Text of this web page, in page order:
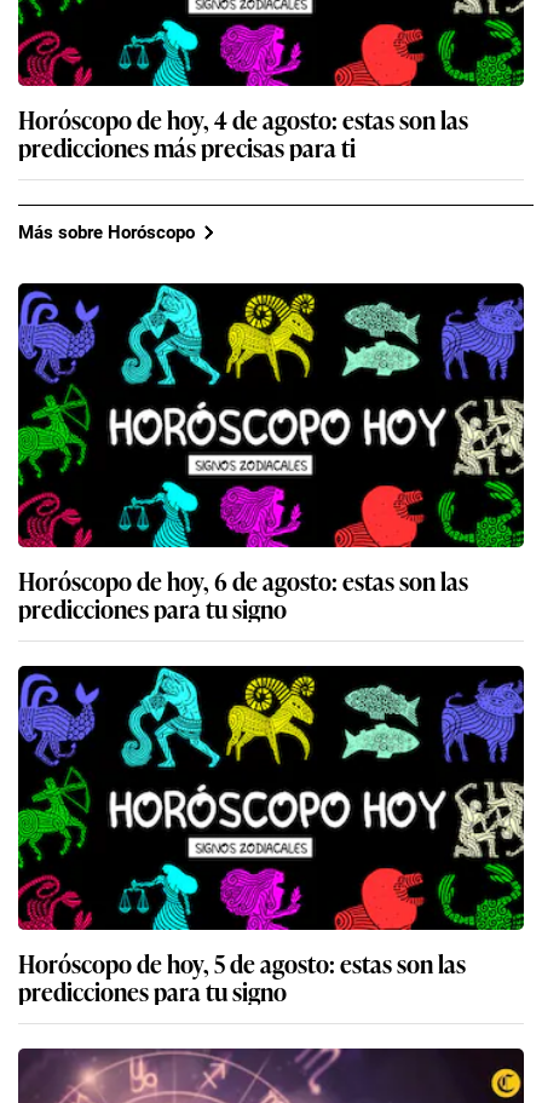
Horóscopo de hoy, 4 de agosto: estas son las
predicciones más precisas para ti
Más sobre Horóscopo
Horóscopo de hoy, 6 de agosto: estas son las
predicciones para tu signo
Horóscopo de hoy, 5 de agosto: estas son las
predicciones para tu signo